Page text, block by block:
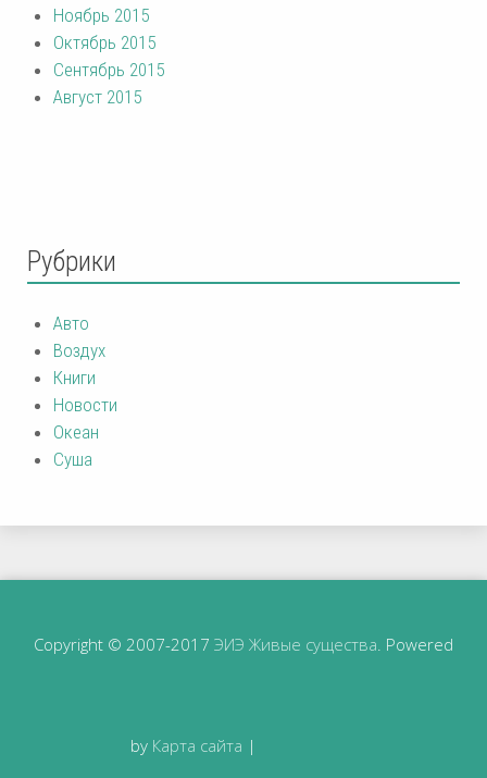
Ноябрь 2015
Октябрь 2015
Сентябрь 2015
Август 2015
Рубрики
Авто
Воздух
Книги
Новости
Океан
Суша
Copyright © 2007-2017 ЭИЭ Живые существа . Powered
by Карта сайта |